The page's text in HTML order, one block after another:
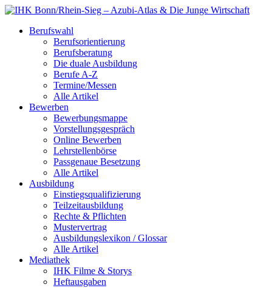
Berufswahl
Berufsorientierung
Berufsberatung
Die duale Ausbildung
Berufe A-Z
Termine/Messen
Alle Artikel
Bewerben
Bewerbungsmappe
Vorstellungsgespräch
Online Bewerben
Lehrstellenbörse
Passgenaue Besetzung
Alle Artikel
Ausbildung
Einstiegsqualifizierung
Teilzeitausbildung
Rechte & Pflichten
Mustervertrag
Ausbildungslexikon / Glossar
Alle Artikel
Mediathek
IHK Filme & Storys
Heftausgaben